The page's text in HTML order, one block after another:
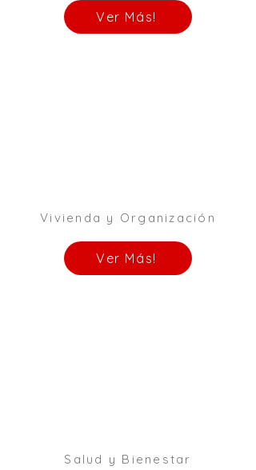
Ver Más!
Vivienda y Organización
Ver Más!
Salud y Bienestar